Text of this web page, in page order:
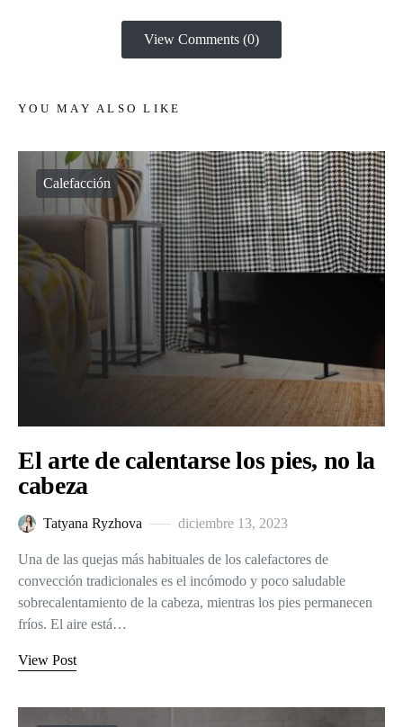
View Comments (0)
YOU MAY ALSO LIKE
Calefacción
El arte de calentarse los pies, no la
cabeza
Tatyana Ryzhova diciembre 13, 2023
Una de las quejas más habituales de los calefactores de
convección tradicionales es el incómodo y poco saludable
sobrecalentamiento de la cabeza, mientras los pies permanecen
fríos. El aire está…
View Post